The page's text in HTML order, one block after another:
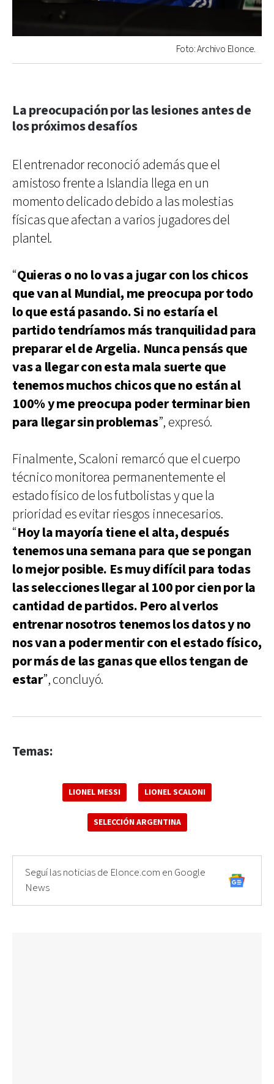
Foto: Archivo Elonce.
La preocupación por las lesiones antes de
los próximos desafíos
El entrenador reconoció además que el
amistoso frente a Islandia llega en un
momento delicado debido a las molestias
físicas que afectan a varios jugadores del
plantel.
“Quieras o no lo vas a jugar con los chicos
que van al Mundial, me preocupa por todo
lo que está pasando. Si no estaría el
partido tendríamos más tranquilidad para
preparar el de Argelia. Nunca pensás que
vas a llegar con esta mala suerte que
tenemos muchos chicos que no están al
100% y me preocupa poder terminar bien
para llegar sin problemas”, expresó.
Finalmente, Scaloni remarcó que el cuerpo
técnico monitorea permanentemente el
estado físico de los futbolistas y que la
prioridad es evitar riesgos innecesarios.
“Hoy la mayoría tiene el alta, después
tenemos una semana para que se pongan
lo mejor posible. Es muy difícil para todas
las selecciones llegar al 100 por cien por la
cantidad de partidos. Pero al verlos
entrenar nosotros tenemos los datos y no
nos van a poder mentir con el estado físico,
por más de las ganas que ellos tengan de
estar”, concluyó.
Temas:
LIONEL MESSI LIONEL SCALONI
SELECCIÓN ARGENTINA
Seguí las noticias de Elonce.com en Google
News